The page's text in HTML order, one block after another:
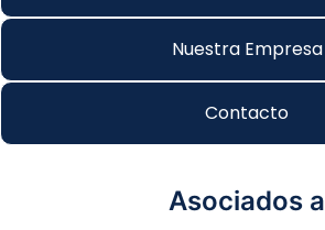
Nuestra Empresa
Contacto
Asociados a